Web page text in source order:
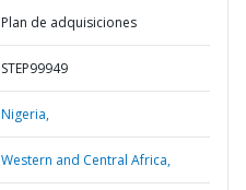
Plan de adquisiciones
STEP99949
Nigeria,
Western and Central Africa,